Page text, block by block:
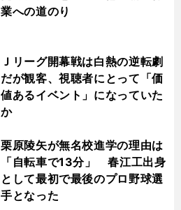
業への道のり
Ｊリーグ開幕戦は白熱の逆転劇
だが観客、視聴者にとって「価
値あるイベント」になっていた
か
栗原陵矢が無名校進学の理由は
「自転車で13分」 春江工出身
として最初で最後のプロ野球選
手となった